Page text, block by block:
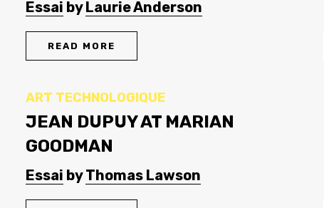
Essai byLaurie Anderson
READ MORE
ART TECHNOLOGIQUE
JEAN DUPUY AT MARIAN
GOODMAN
Essai byThomas Lawson